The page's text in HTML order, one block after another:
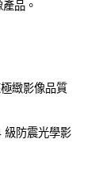
品。
緻影像品質
級防震光學影